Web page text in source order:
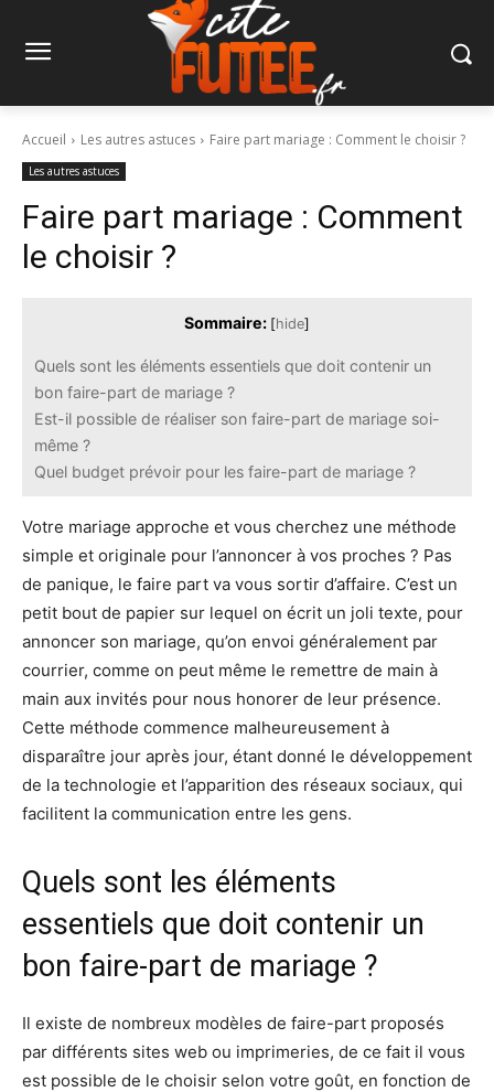
Accueil Les autres astuces Faire part mariage : Comment le choisir ?
Les autres astuces
Faire part mariage : Comment
le choisir ?
Sommaire: [hide]
Quels sont les éléments essentiels que doit contenir un
bon faire-part de mariage ?
Est-il possible de réaliser son faire-part de mariage soi-
même ?
Quel budget prévoir pour les faire-part de mariage ?
Votre mariage approche et vous cherchez une méthode
simple et originale pour l’annoncer à vos proches ? Pas
de panique, le faire part va vous sortir d’affaire. C’est un
petit bout de papier sur lequel on écrit un joli texte, pour
annoncer son mariage, qu’on envoi généralement par
courrier, comme on peut même le remettre de main à
main aux invités pour nous honorer de leur présence.
Cette méthode commence malheureusement à
disparaître jour après jour, étant donné le développement
de la technologie et l’apparition des réseaux sociaux, qui
facilitent la communication entre les gens.
Quels sont les éléments
essentiels que doit contenir un
bon faire-part de mariage ?
Il existe de nombreux modèles de faire-part proposés
par différents sites web ou imprimeries, de ce fait il vous
est possible de le choisir selon votre goût, en fonction de